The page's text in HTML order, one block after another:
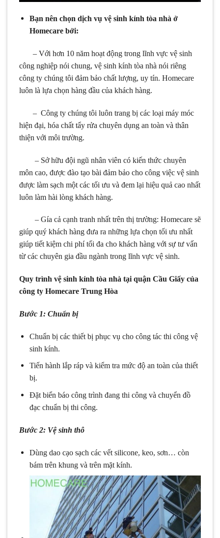
Bạn nên chọn dịch vụ vệ sinh kính tòa nhà ở
Homecare bởi:
– Với hơn 10 năm hoạt động trong lĩnh vực vệ sinh
công nghiệp nói chung, vệ sinh kính tòa nhà nói riêng
công ty chúng tôi đảm bảo chất lượng, uy tín. Homecare
luôn là lựa chọn hàng đầu của khách hàng.
– Công ty chúng tôi luôn trang bị các loại máy móc
hiện đại, hóa chất tẩy rửa chuyên dụng an toàn và thân
thiện với môi trường.
– Sở hữu đội ngũ nhân viên có kiến thức chuyên
môn cao, được đào tạo bài đảm bảo cho công việc vệ sinh
được làm sạch một các tối ưu và đem lại hiệu quả cao nhất
luôn làm hài lòng khách hàng.
– Gía cả cạnh tranh nhất trên thị trường: Homecare sẽ
giúp quý khách hàng đưa ra những lựa chọn tối ưu nhất
giúp tiết kiệm chi phí tối đa cho khách hàng với sự tư vấn
từ các chuyên gia đầu ngành trong lĩnh vực vệ sinh.
Quy trình vệ sinh kính tòa nhà tại quận Cầu Giấy của
công ty Homecare Trung Hòa
Bước 1: Chuẩn bị
Chuẩn bị các thiết bị phục vụ cho công tác thi công vệ
sinh kính.
Tiến hành lắp ráp và kiểm tra mức độ an toàn của thiết
bị.
Đặt biển báo công trình đang thi công và chuyển đồ
đạc chuẩn bị thi công.
Bước 2: Vệ sinh thô
Dùng dao cạo sạch các vết silicone, keo, sơn… còn
bám trên khung và trên mặt kính.